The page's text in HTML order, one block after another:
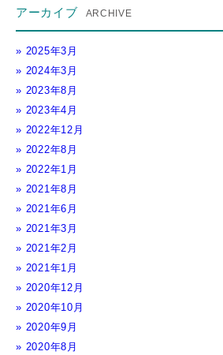
アーカイブ
2025年3月
2024年3月
2023年8月
2023年4月
2022年12月
2022年8月
2022年1月
2021年8月
2021年6月
2021年3月
2021年2月
2021年1月
2020年12月
2020年10月
2020年9月
2020年8月